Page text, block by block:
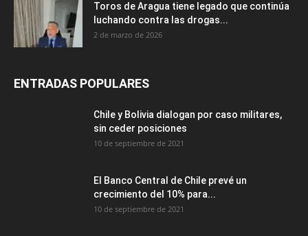
Toros de Aragua tiene legado que continúa
luchando contra las drogas...
2 de marzo de 2026
ENTRADAS POPULARES
Chile y Bolivia dialogan por caso militares,
sin ceder posiciones
10 de septiembre de 2021
El Banco Central de Chile prevé un
crecimiento del 10% para...
10 de septiembre de 2021